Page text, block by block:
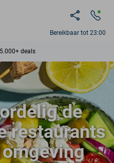
Bereikbaar tot 23:00
deals
beschikbaar
leden
9,4
deals
de
restaurants